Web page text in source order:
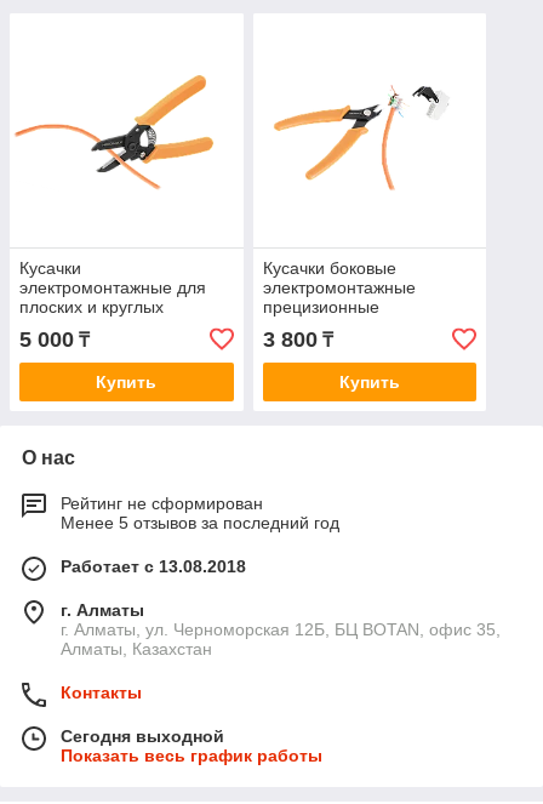
Кусачки
электромонтажные для
плоских и круглых
5 000 ₸
Купить
Кусачки боковые
электромонтажные
прецизионные
3 800₸
Купить
О нас
Рейтинг не сформирован
Менее 5 отзывов за последний год
Работает с 13.08.2018
г. Алматы
г. Алматы, ул. Черноморская 12Б, БЦ BOTAN, офис 35,
Алматы, Казахстан
Контакты
Сегодня выходной
Показать весь график работы